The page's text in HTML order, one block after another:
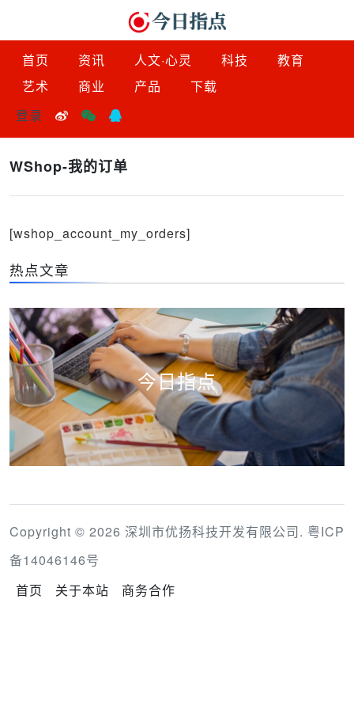
首页 资讯 人文·心灵 科技
教育
艺术
商业 产品
下载
登录
WShop-我的订单
[wshop_account_my_orders]
热点文章
今日指点
Copyright © 2026 深圳市优扬科技开发有限公司. 粤ICP
备14046146号
首页
关于本站 商务合作